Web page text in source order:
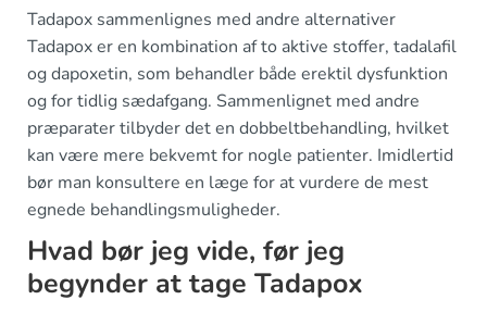
Tadapox sammenlignes med andre alternativer
Tadapox er en kombination af to aktive stoffer, tadalafil
og dapoxetin, som behandler både erektil dysfunktion
og for tidlig sædafgang. Sammenlignet med andre
præparater tilbyder det en dobbeltbehandling, hvilket
kan være mere bekvemt for nogle patienter. Imidlertid
bør man konsultere en læge for at vurdere de mest
egnede behandlingsmuligheder.
Hvad bør jeg vide, før jeg
begynder at tage Tadapox